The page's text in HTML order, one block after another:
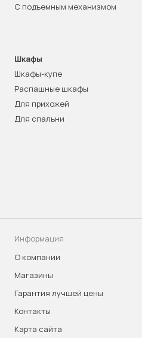
С подъемным механизмом
Шкафы
Шкафы-купе
Распашные шкафы
Для прихожей
Для спальни
Информация
О компании
Магазины
Гарантия лучшей цены
Контакты
Карта сайта